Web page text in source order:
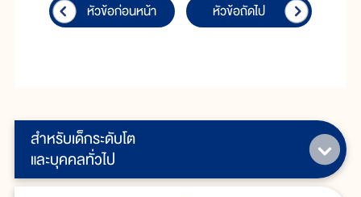
สำหรับเด็กระดับโต
และบุคคลทั่วไป
หัวข้อก่อนหน้า หัวข้อถัดไป